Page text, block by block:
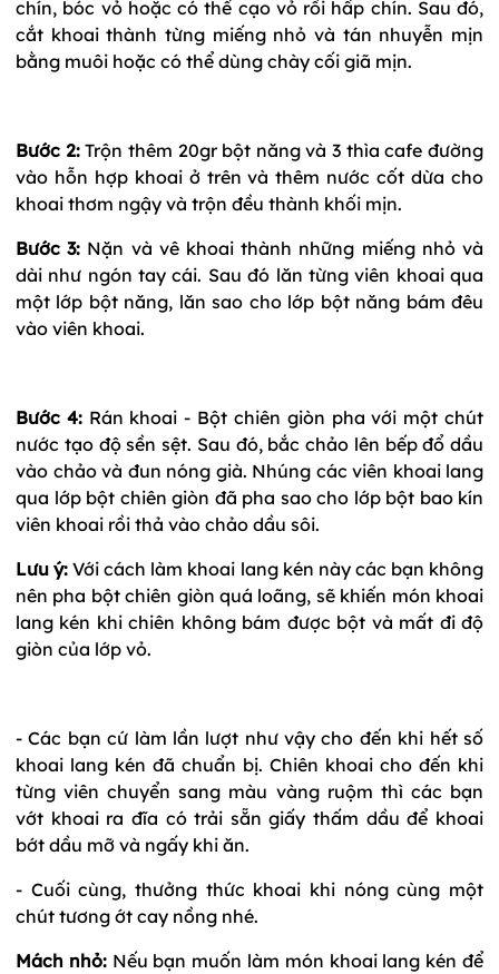
chín, bóc vỏ hoặc có thể cạo vỏ rồi hấp chín. Sau đó,
cắt khoai thành từng miếng nhỏ và tán nhuyễn mịn
bằng muôi hoặc có thể dùng chày cối giã mịn.
Bước 2:Trộn thêm 20gr bột năng và 3 thìa cafe đường
vào hỗn hợp khoai ở trên và thêm nước cốt dừa cho
khoai thơm ngậy và trộn đều thành khối mịn.
Bước 3: Nặn và vê khoai thành những miếng nhỏ và
dài như ngón tay cái. Sau đó lăn từng viên khoai qua
một lớp bột năng, lăn sao cho lớp bột năng bám đêu
vào viên khoai.
Bước 4:Rán khoai - Bột chiên giòn pha với một chút
nước tạo độ sền sệt. Sau đó, bắc chảo lên bếp đổ dầu
vào chảo và đun nóng già. Nhúng các viên khoai lang
qua lớp bột chiên giòn đã pha sao cho lớp bột bao kín
viên khoai rồi thả vào chảo dầu sôi.
Lưu ý: Với cách làm khoai lang kén này các bạn không
nên pha bột chiên giòn quá loãng, sẽ khiến món khoai
lang kén khi chiên không bám được bột và mất đi độ
giòn của lớp vỏ.
- Các bạn cứ làm lần lượt như vậy cho đến khi hết số
khoai lang kén đã chuẩn bị. Chiên khoai cho đến khi
từng viên chuyển sang màu vàng ruộm thì các bạn
vớt khoai ra đĩa có trải sẵn giấy thấm dầu để khoai
bớt dầu mỡ và ngấy khi ăn.
- Cuối cùng, thưởng thức khoai khi nóng cùng một
chút tương ớt cay nồng nhé.
Mách nhỏ:Nếu bạn muốn làm món khoai lang kén để